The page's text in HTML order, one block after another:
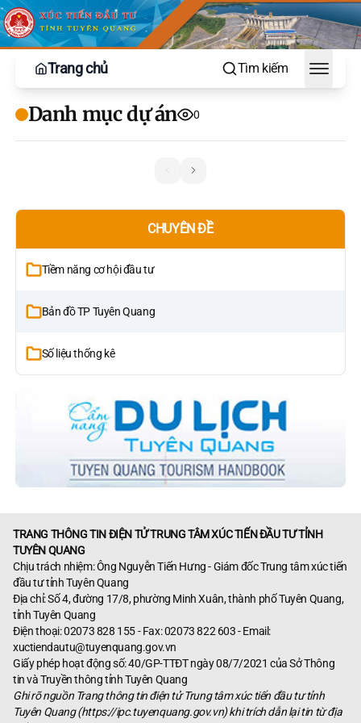
Trang chủ Tìm kiếm
Toggle
Danh mục dự án 0
CHUYÊN ĐỀ
Tiềm năng cơ hội đầu tư
Bản đồ TP Tuyên Quang
Số liệu thống kê
TRANG THÔNG TIN ĐIỆN TỬ TRUNG TÂM XÚC TIẾN ĐẦU TƯ TỈNH
TUYÊN QUANG
Chịu trách nhiệm: Ông Nguyễn Tiến Hưng - Giám đốc Trung tâm xúc tiến
đầu tư tỉnh Tuyên Quang
Địa chỉ: Số 4, đường 17/8, phường Minh Xuân, thành phố Tuyên Quang,
tỉnh Tuyên Quang
Điện thoại: 02073 828 155 - Fax: 02073 822 603 - Email:
xuctiendautu@tuyenquang.gov.vn
Giấy phép hoạt động số: 40/GP-TTĐT ngày 08/7/2021 của Sở Thông
tin và Truyền thông tỉnh Tuyên Quang
Ghi rõ nguồn Trang thông tin điện tử Trung tâm xúc tiến đầu tư tỉnh
Tuyên Quang (https://ipc.tuyenquang.gov.vn) khi trích dẫn lại tin từ địa